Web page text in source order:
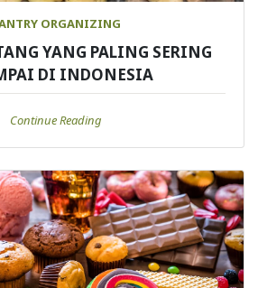
ORGANIZING
YANG PALING SERING
DI INDONESIA
Continue Reading